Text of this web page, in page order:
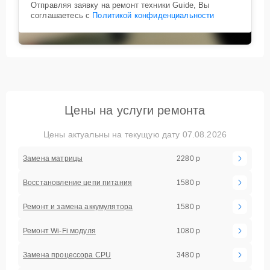
Отправляя заявку на ремонт техники Guide, Вы
соглашаетесь с Политикой конфиденциальности
Цены на услуги ремонта
Цены актуальны на текущую дату 07.08.2026
Замена матрицы 2280 р
Восстановление цепи питания 1580 р
Ремонт и замена аккумулятора 1580 р
Ремонт Wi-Fi модуля 1080 р
Замена процессора CPU 3480 р